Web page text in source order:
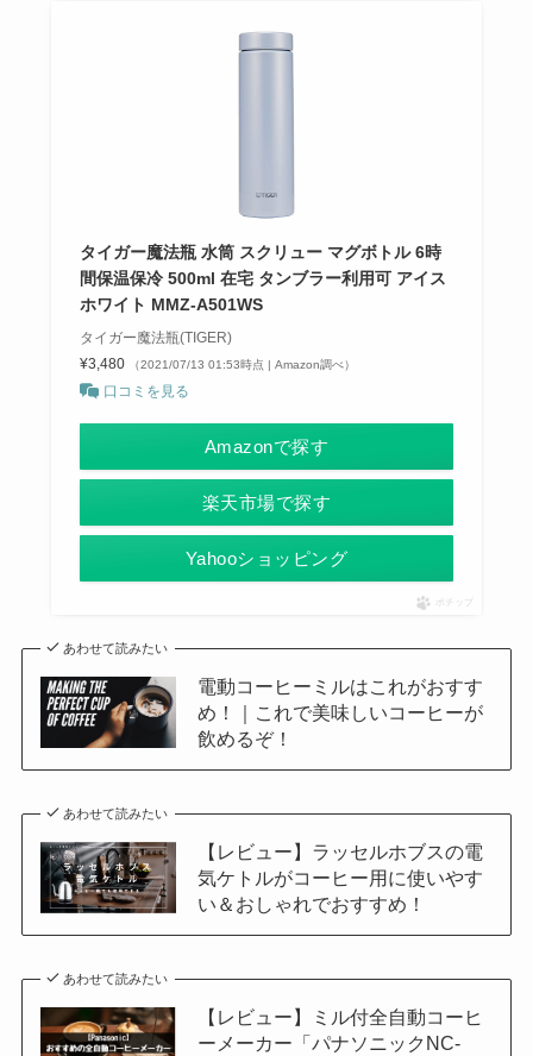
タイガー魔法瓶 水筒 スクリュー マグボトル 6時
間保温保冷 500ml 在宅 タンブラー利用可 アイス
ホワイト MMZ-A501WS
タイガー魔法瓶(TIGER)
¥3,480
（2021/07/13 01:53時点 | Amazon調べ）
口コミを見る
Amazonで探す
楽天市場で探す
Yahooショッピング
ポチップ
あわせて読みたい
電動コーヒーミルはこれがおすす
め！｜これで美味しいコーヒーが
飲めるぞ！
あわせて読みたい
【レビュー】ラッセルホブスの電
気ケトルがコーヒー用に使いやす
い＆おしゃれでおすすめ！
あわせて読みたい
【レビュー】ミル付全自動コーヒ
ーメーカー「パナソニックNC-